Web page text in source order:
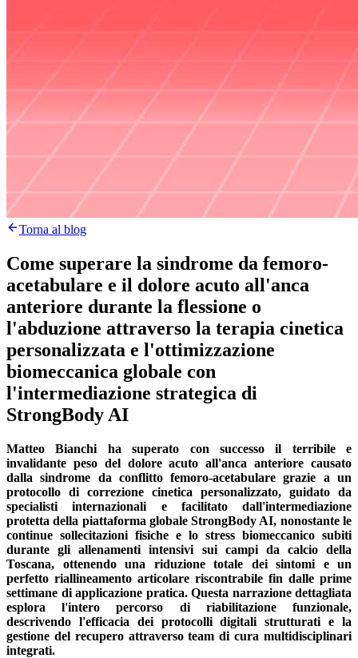
Torna al blog
Come superare la sindrome da femoro-
acetabulare e il dolore acuto all'anca
anteriore durante la flessione o
l'abduzione attraverso la terapia cinetica
personalizzata e l'ottimizzazione
biomeccanica globale con
l'intermediazione strategica di
StrongBody AI
Matteo Bianchi ha superato con successo il terribile e
invalidante peso del dolore acuto all'anca anteriore causato
dalla sindrome da conflitto femoro-acetabulare grazie a un
protocollo di correzione cinetica personalizzato, guidato da
specialisti internazionali e facilitato dall'intermediazione
protetta della piattaforma globale StrongBody AI, nonostante le
continue sollecitazioni fisiche e lo stress biomeccanico subiti
durante gli allenamenti intensivi sui campi da calcio della
Toscana, ottenendo una riduzione totale dei sintomi e un
perfetto riallineamento articolare riscontrabile fin dalle prime
settimane di applicazione pratica. Questa narrazione dettagliata
esplora l'intero percorso di riabilitazione funzionale,
descrivendo l'efficacia dei protocolli digitali strutturati e la
gestione del recupero attraverso team di cura multidisciplinari
integrati.